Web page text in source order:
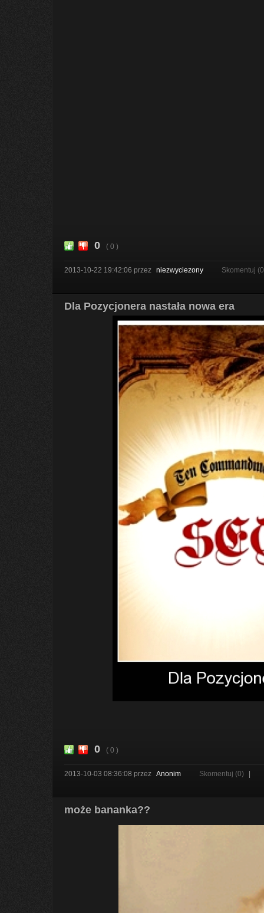
0 ( 0 )
2013-10-22 19:42:06 przez niezwyciezony Skomentuj
Dla Pozycjonera nastała nowa era
0 ( 0 )
2013-10-03 08:36:08 przez Anonim Skomentuj (0)
może bananka??